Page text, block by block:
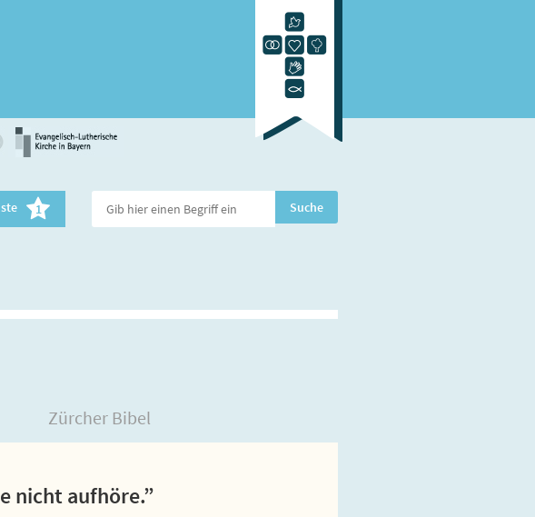
1
Zürcher Bibel
nicht aufhöre.”